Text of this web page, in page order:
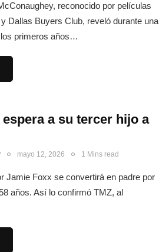
reconocido por películas
Dallas Buyers Club, reveló durante una
primeros años…
a su tercer hijo a
mayo 12, 2026 1 Mins read
Jamie Foxx se convertirá en padre por
años. Así lo confirmó TMZ, al